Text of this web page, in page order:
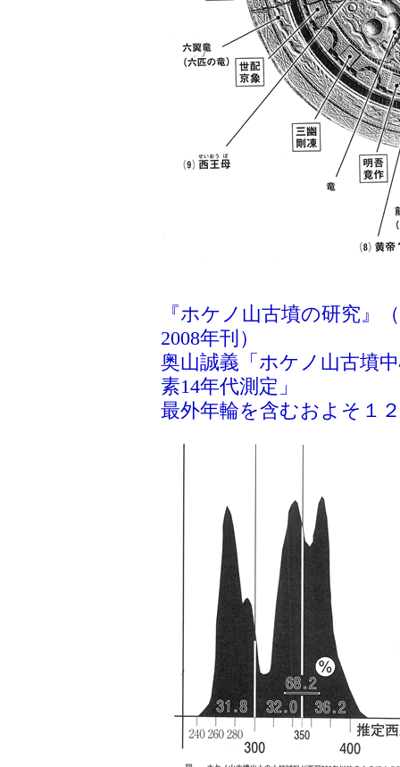
『ホケノ山古墳の研究』
2008年刊）
奥山誠義「ホケノ山古墳
素14年代測定」
最外年輪を含むおよそ１